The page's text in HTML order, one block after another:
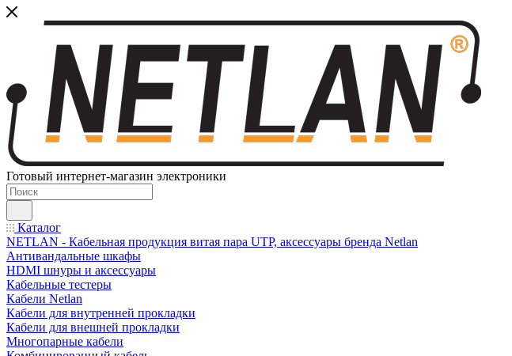
Готовый интернет-магазин электроники
Каталог
NETLAN - Кабельная продукция витая пара UTP, аксессуары бренда Netlan
Антивандальные шкафы
HDMI шнуры и аксессуары
Кабельные тестеры
Кабели Netlan
Кабели для внутренней прокладки
Кабели для внешней прокладки
Многопарные кабели